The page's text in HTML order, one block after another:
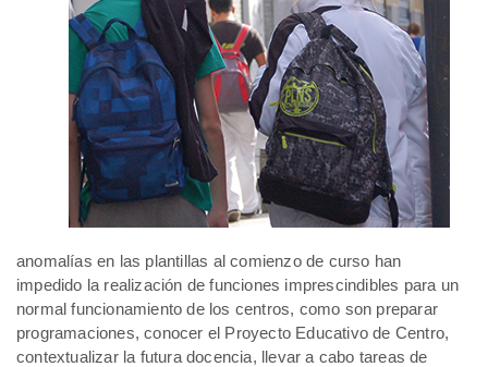
anomalías en las plantillas al comienzo de curso han
impedido la realización de funciones imprescindibles para un
normal funcionamiento de los centros, como son preparar
programaciones, conocer el Proyecto Educativo de Centro,
contextualizar la futura docencia, llevar a cabo tareas de